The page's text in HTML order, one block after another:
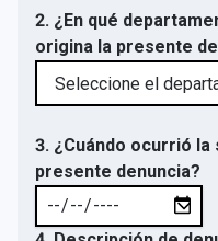
2. ¿En qué
origina la presente
3. ¿Cuándo ocurrió
presente denuncia?